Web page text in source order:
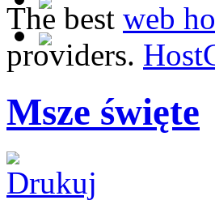
The best web
providers.
Msze święte